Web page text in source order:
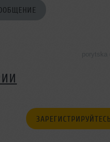
ЗАРЕГИСТРИРУЙТЕСЬ